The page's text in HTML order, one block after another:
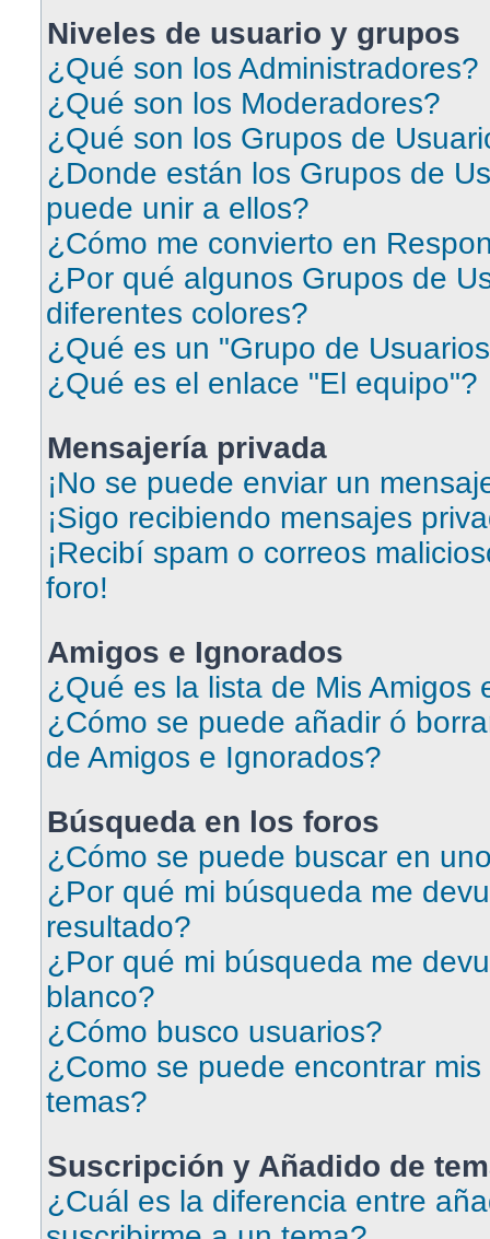
Niveles de usuario y grupos
¿Qué son los Administradores?
¿Qué son los Moderadores?
¿Qué son los Grupos de
¿Donde están los Grupos de
puede unir a ellos?
¿Cómo me convierto en
¿Por qué algunos Grupos de
diferentes colores?
¿Qué es un "Grupo de
¿Qué es el enlace "El equipo"?
Mensajería privada
¡No se puede enviar un
¡Sigo recibiendo mensajes
¡Recibí spam o correos
foro!
Amigos e Ignorados
¿Qué es la lista de Mis Amigos
¿Cómo se puede añadir ó
de Amigos e Ignorados?
Búsqueda en los foros
¿Cómo se puede buscar en
¿Por qué mi búsqueda me
resultado?
¿Por qué mi búsqueda me
blanco?
¿Cómo busco usuarios?
¿Como se puede encontrar
temas?
Suscripción y Añadido de
¿Cuál es la diferencia entre